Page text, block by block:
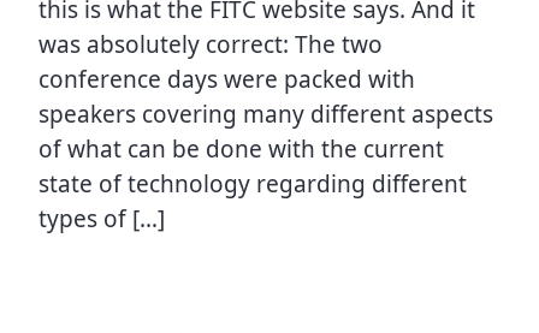
this is what the FITC website says. And it
was absolutely correct: The two
conference days were packed with
speakers covering many different aspects
of what can be done with the current
state of technology regarding different
types of […]